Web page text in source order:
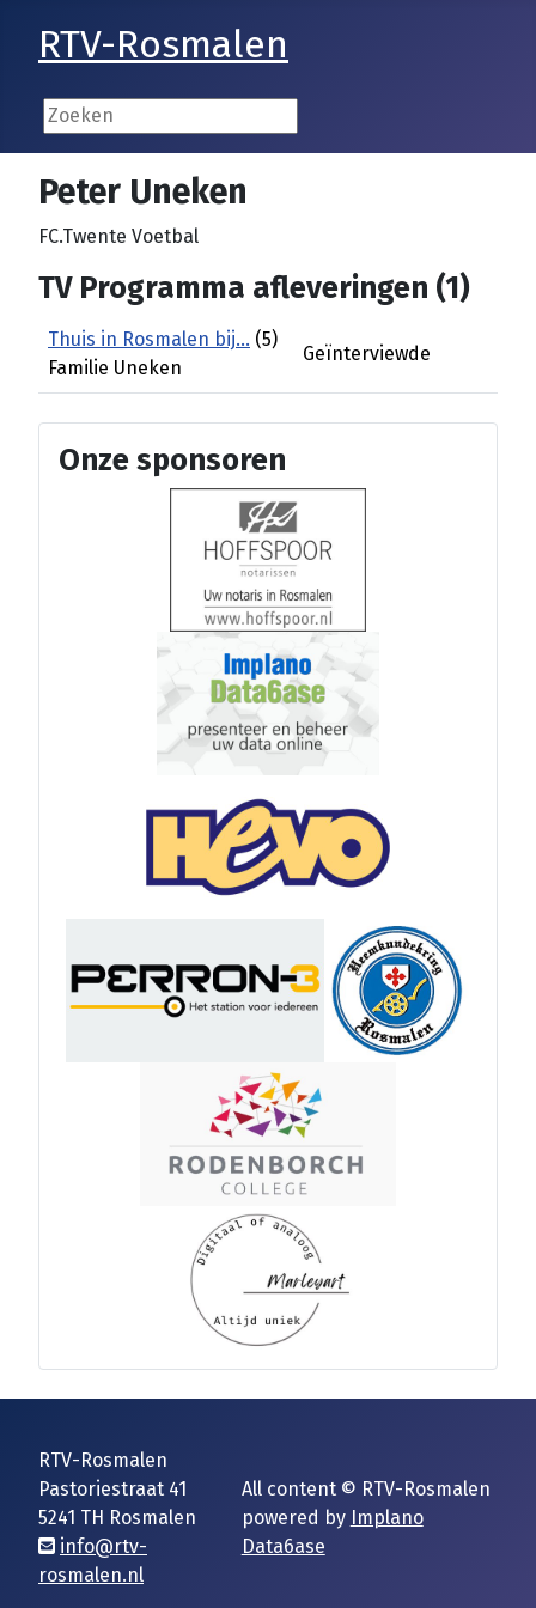
RTV-Rosmalen
Peter Uneken
FC.Twente Voetbal
TV Programma afleveringen (1)
Thuis in Rosmalen bij... (5)
Familie Uneken
Geïnterviewde
Onze sponsoren
RTV-Rosmalen
Pastoriestraat 41
5241 TH Rosmalen
info@rtv-
rosmalen.nl
All content © RTV-Rosmalen
powered by Implano
Data6ase